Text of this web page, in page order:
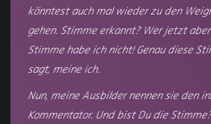
könntest auch mal wieder zu den
gehen. Stimme erkannt? Wer jetzt
Stimme habe ich nicht! Genau diese
sagt, meine ich.
Nun, meine Ausbilder nennen sie den
Kommentator. Und bist Du die